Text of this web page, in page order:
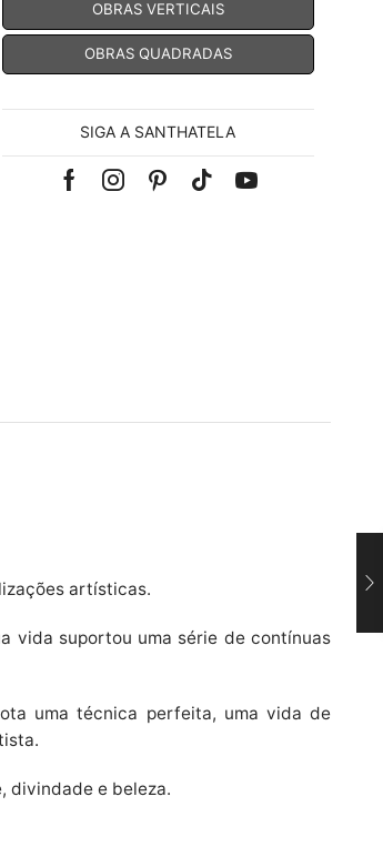
OBRAS VERTICAIS
OBRAS QUADRADAS
SIGA A SANTHATELA
FacebookInstagramPinterest
Tik-Youtube
artísticas.
vida suportou uma série de contínuas
uma técnica perfeita, uma vida de
divindade e beleza.